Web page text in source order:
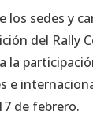
los sedes y
del Rally
la
e
de febrero.